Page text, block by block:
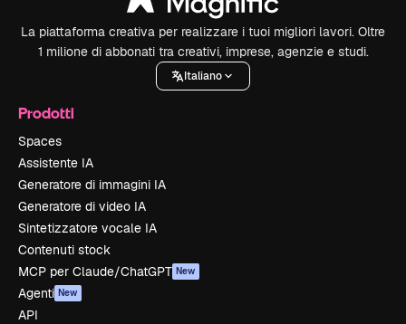
La piattaforma creativa per realizzare i tuoi migliori lavori. Oltre
1 milione di abbonati tra creativi, imprese, agenzie e studi.
Italiano
Prodotti
Spaces
Assistente IA
Generatore di immagini IA
Generatore di video IA
Sintetizzatore vocale IA
Contenuti stock
MCP per Claude/ChatGPT New
Agenti New
API